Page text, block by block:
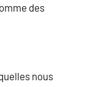
des
nous